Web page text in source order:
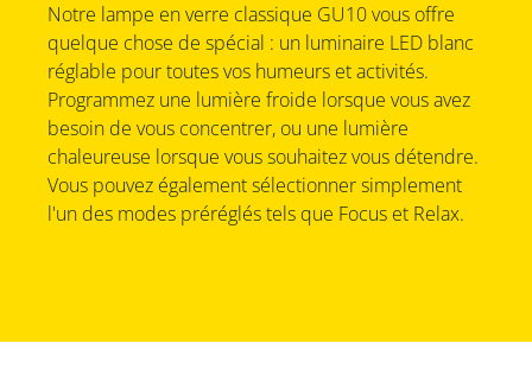
Notre lampe en verre classique GU10 vous offre
quelque chose de spécial : un luminaire LED blanc
réglable pour toutes vos humeurs et activités.
Programmez une lumière froide lorsque vous avez
besoin de vous concentrer, ou une lumière
chaleureuse lorsque vous souhaitez vous détendre.
Vous pouvez également sélectionner simplement
l'un des modes préréglés tels que Focus et Relax.